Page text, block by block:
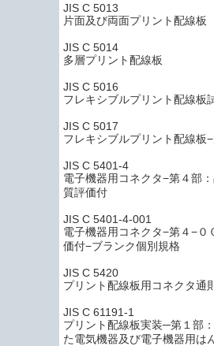
JIS C 5013
片面及び両面プリント配線板
JIS C 5014
多層プリント配線板
JIS C 5016
フレキシブルプリント配線板
JIS C 5017
フレキシブルプリント配線板
JIS C 5401-4
電子機器用コネクタ−第４部
質評価付
JIS C 5401-4-001
電子機器用コネクタ−第４−
価付−ブランク個別規格
JIS C 5420
プリント配線板用コネクタ通則
JIS C 61191-1
プリント配線板実装─第１部
た電気機器及び電子機器用は